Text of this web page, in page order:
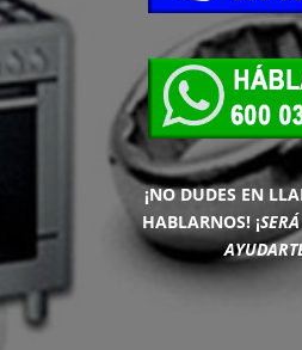
¡NO DUDES EN
HABLARNOS! ¡